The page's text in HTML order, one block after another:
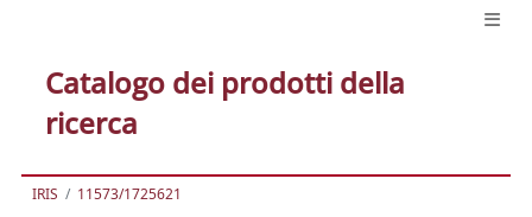
Catalogo dei prodotti della
ricerca
IRIS 11573/1725621